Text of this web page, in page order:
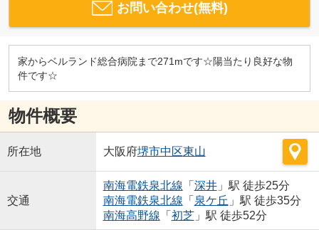
お問い合わせ(無料)
家からベルランド総合病院まで271mです☆陽当たり良好な物
件です☆
物件概要
所在地 大阪府堺市中区東山
交通
南海電鉄泉北線 「 深井」駅 徒歩25分
南海電鉄泉北線 「 泉ケ丘 」駅 徒歩35分
南海高野線 「 初芝」駅 徒歩52分